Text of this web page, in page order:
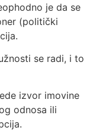
je da se
(politički
se radi, i to
izvor imovine
odnosa ili